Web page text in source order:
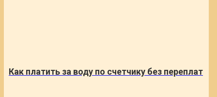
Как платить за воду по счетчику без переплат